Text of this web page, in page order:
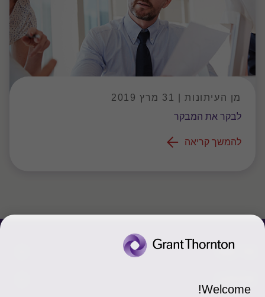
מן העיתונות | 31 מרץ 2019
לבקר את המבקר
להמשך קריאה
צור קשר
Welcome!